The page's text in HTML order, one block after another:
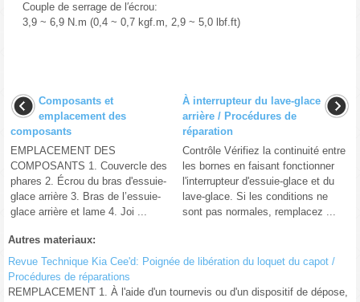
Couple de serrage de l′écrou:
3,9 ~ 6,9 N.m (0,4 ~ 0,7 kgf.m, 2,9 ~ 5,0 lbf.ft)
Composants et
emplacement des
composants
EMPLACEMENT DES
COMPOSANTS 1. Couvercle des
phares 2. Écrou du bras d'essuie-
glace arrière 3. Bras de l’essuie-
glace arrière et lame 4. Joi ...
À interrupteur du lave-glace
arrière / Procédures de
réparation
Contrôle Vérifiez la continuité entre
les bornes en faisant fonctionner
l'interrupteur d'essuie-glace et du
lave-glace. Si les conditions ne
sont pas normales, remplacez ...
Autres materiaux:
Revue Technique Kia Cee'd: Poignée de libération du loquet du capot /
Procédures de réparations
REMPLACEMENT 1. À l'aide d'un tournevis ou d'un dispositif de dépose,